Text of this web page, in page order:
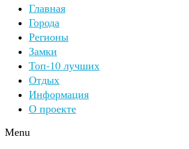
Главная
Города
Регионы
Замки
Топ-10 лучших
Отдых
Информация
О проекте
Menu